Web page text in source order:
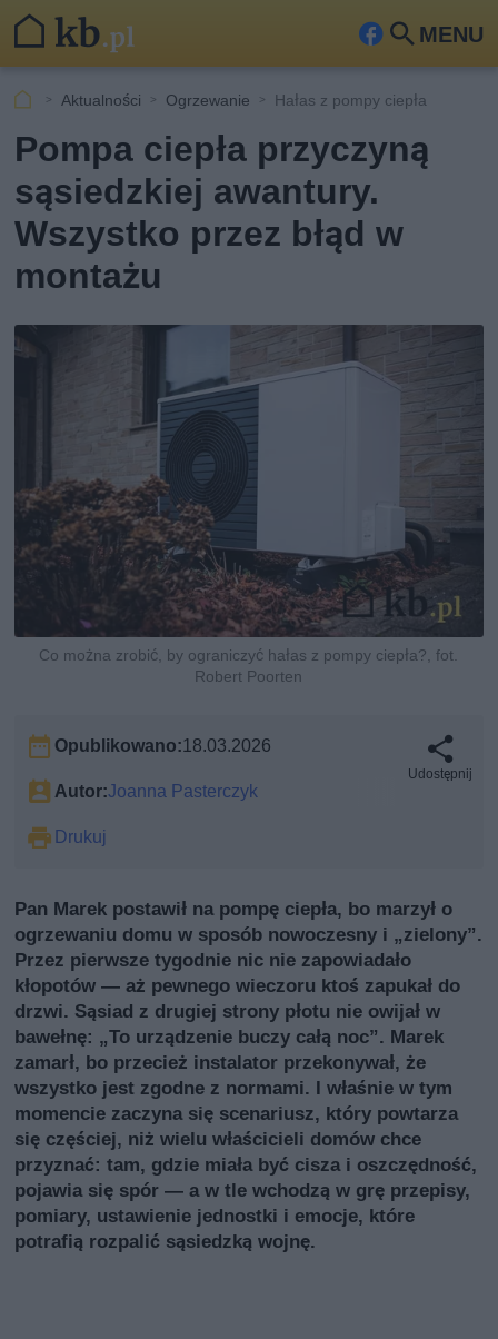
MENU
Fa
ook
Szu
kaj
Aktualności Ogrzewanie Hałas z pompy ciepła
Pompa ciepła przyczyną
sąsiedzkiej awantury.
Wszystko przez błąd w
montażu
Co można zrobić, by ograniczyć hałas z pompy ciepła?, fot.
Robert Poorten
Opublikowano:18.03.2026
Autor:Joanna Pasterczyk
Drukuj
Udostępnij
Pan Marek postawił na pompę ciepła, bo marzył o
ogrzewaniu domu w sposób nowoczesny i „zielony”.
Przez pierwsze tygodnie nic nie zapowiadało
kłopotów — aż pewnego wieczoru ktoś zapukał do
drzwi. Sąsiad z drugiej strony płotu nie owijał w
bawełnę: „To urządzenie buczy całą noc”. Marek
zamarł, bo przecież instalator przekonywał, że
wszystko jest zgodne z normami. I właśnie w tym
momencie zaczyna się scenariusz, który powtarza
się częściej, niż wielu właścicieli domów chce
przyznać: tam, gdzie miała być cisza i oszczędność,
pojawia się spór — a w tle wchodzą w grę przepisy,
pomiary, ustawienie jednostki i emocje, które
potrafią rozpalić sąsiedzką wojnę.